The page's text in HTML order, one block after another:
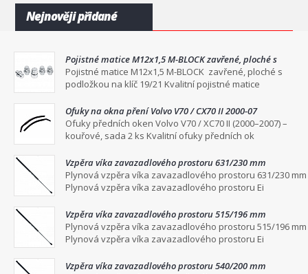
Nejnověji přidané
Pojistné matice M12x1,5 M-BLOCK zavřené, ploché s
podložkou na klíč 19/21
Pojistné matice M12x1,5 M-BLOCK zavřené, ploché s
podložkou na klíč 19/21 Kvalitní pojistné matice
Ofuky na okna pření Volvo V70 / CX70 II 2000-07
Ofuky předních oken Volvo V70 / XC70 II (2000–2007) –
kouřové, sada 2 ks Kvalitní ofuky předních ok
Vzpěra víka zavazadlového prostoru 631/230 mm
Plynová vzpěra víka zavazadlového prostoru 631/230 mm
Plynová vzpěra víka zavazadlového prostoru Ei
Vzpěra víka zavazadlového prostoru 515/196 mm
Plynová vzpěra víka zavazadlového prostoru 515/196 mm
Plynová vzpěra víka zavazadlového prostoru Ei
Vzpěra víka zavazadlového prostoru 540/200 mm